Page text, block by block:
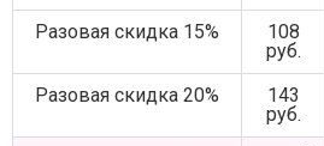
Разовая скидка 15%
108
руб.
Разовая скидка 20%
143
руб.